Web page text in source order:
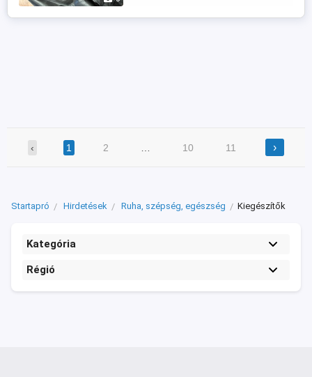
‹ 1 2 10 11 ›
Startapró Hirdetések Ruha, szépség, egészség Kiegészítők
Kategória
Régió